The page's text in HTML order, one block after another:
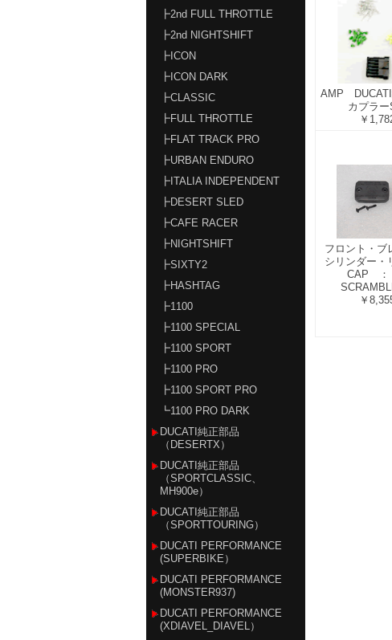
AMP
カプラ
￥
フロント・ブ
シリンダー・
CAP
￥
┣2nd FULL THROTTLE
┣2nd NIGHTSHIFT
┣ICON
┣ICON DARK
┣CLASSIC
┣FULL THROTTLE
┣FLAT TRACK PRO
┣URBAN ENDURO
┣ITALIA INDEPENDENT
┣DESERT SLED
┣CAFE RACER
┣NIGHTSHIFT
┣SIXTY2
┣HASHTAG
┣1100
┣1100 SPECIAL
┣1100 SPORT
┣1100 PRO
┣1100 SPORT PRO
┗1100 PRO DARK
DUCATI純正部品
（DESERTX）
DUCATI純正部品
（SPORTCLASSIC、
MH900e）
DUCATI純正部品
（SPORTTOURING）
DUCATI PERFORMANCE
(SUPERBIKE）
DUCATI PERFORMANCE
(MONSTER937)
DUCATI PERFORMANCE
(XDIAVEL_DIAVEL）